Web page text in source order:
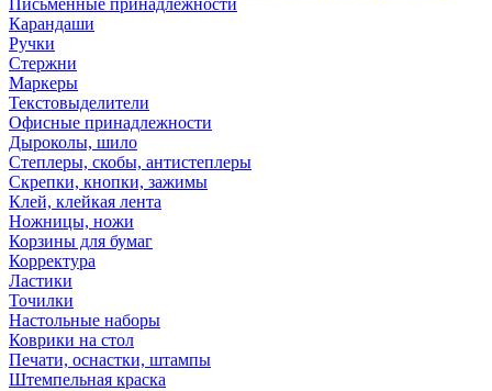
Письменные принадлежности
Карандаши
Ручки
Стержни
Маркеры
Текстовыделители
Офисные принадлежности
Дыроколы, шило
Степлеры, скобы, антистеплеры
Скрепки, кнопки, зажимы
Клей, клейкая лента
Ножницы, ножи
Корзины для бумаг
Корректура
Ластики
Точилки
Настольные наборы
Коврики на стол
Печати, оснастки, штампы
Штемпельная краска